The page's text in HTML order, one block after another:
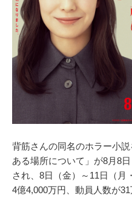
背筋さんの同名のホラー小
ある場所について」が8月8
され、8日（金）～11日（月
4億4,000万円、動員人数が